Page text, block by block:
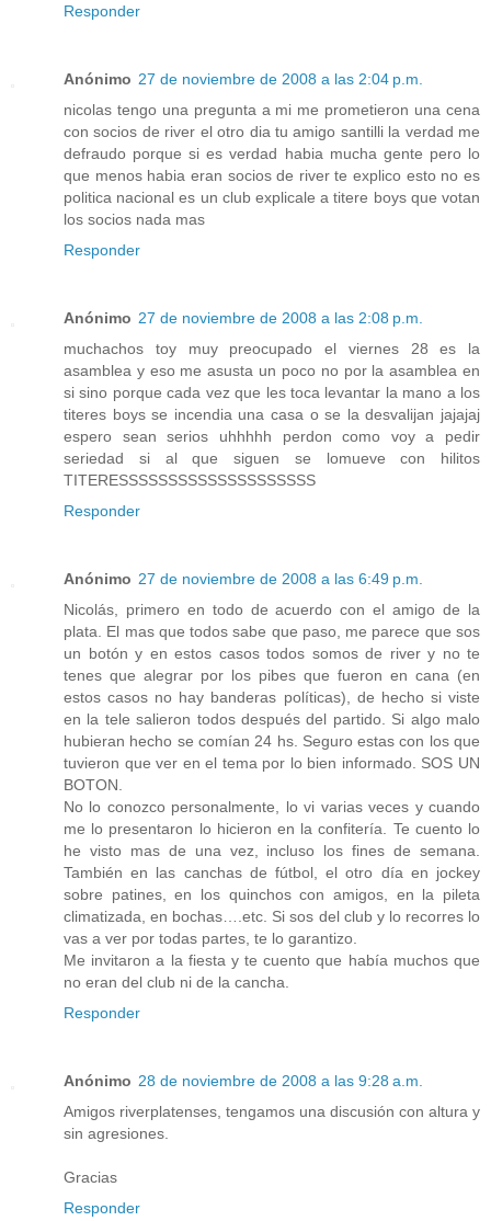
Responder
Anónimo 27 de noviembre de 2008 a las 2:04 p.m.
nicolas tengo una pregunta a mi me prometieron una cena
con socios de river el otro dia tu amigo santilli la verdad me
defraudo porque si es verdad habia mucha gente pero lo
que menos habia eran socios de river te explico esto no es
politica nacional es un club explicale a titere boys que votan
los socios nada mas
Responder
Anónimo 27 de noviembre de 2008 a las 2:08 p.m.
muchachos toy muy preocupado el viernes 28 es la
asamblea y eso me asusta un poco no por la asamblea en
si sino porque cada vez que les toca levantar la mano a los
titeres boys se incendia una casa o se la desvalijan jajajaj
espero sean serios uhhhhh perdon como voy a pedir
seriedad si al que siguen se lomueve con hilitos
TITERESSSSSSSSSSSSSSSSSSSS
Responder
Anónimo 27 de noviembre de 2008 a las 6:49 p.m.
Nicolás, primero en todo de acuerdo con el amigo de la
plata. El mas que todos sabe que paso, me parece que sos
un botón y en estos casos todos somos de river y no te
tenes que alegrar por los pibes que fueron en cana (en
estos casos no hay banderas políticas), de hecho si viste
en la tele salieron todos después del partido. Si algo malo
hubieran hecho se comían 24 hs. Seguro estas con los que
tuvieron que ver en el tema por lo bien informado. SOS UN
BOTON.
No lo conozco personalmente, lo vi varias veces y cuando
me lo presentaron lo hicieron en la confitería. Te cuento lo
he visto mas de una vez, incluso los fines de semana.
También en las canchas de fútbol, el otro día en jockey
sobre patines, en los quinchos con amigos, en la pileta
climatizada, en bochas….etc. Si sos del club y lo recorres lo
vas a ver por todas partes, te lo garantizo.
Me invitaron a la fiesta y te cuento que había muchos que
no eran del club ni de la cancha.
Responder
Anónimo 28 de noviembre de 2008 a las 9:28 a.m.
Amigos riverplatenses, tengamos una discusión con altura y
sin agresiones.
Gracias
Responder